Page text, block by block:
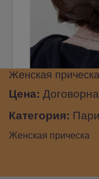
Женская прическа
Цена:
Категория:
Женская прическа